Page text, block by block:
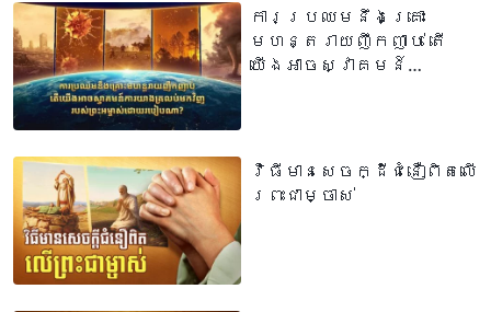
ទេ?
ការប្រឈមនឹងគ្រោះ
មហន្តរាយញឹកញាប់ តើ
យើងអាចស្វាគមន៍
វិធីមានសេចក្ដីជំនឿពិតលើ
ព្រះជាម្ចាស់